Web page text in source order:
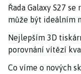
Řada Galaxy S27
může být ideálním
Nejlepším 3D
porovnání vítězí
Co víme o nových